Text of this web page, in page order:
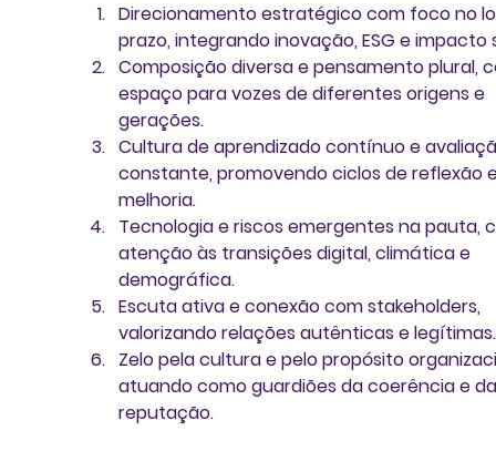
Direcionamento estratégico com foco no
prazo, integrando inovação, ESG e impacto
Composição diversa e pensamento plural,
espaço para vozes de diferentes origens e
gerações.
Cultura de aprendizado contínuo e
constante, promovendo ciclos de reflexão
melhoria.
Tecnologia e riscos emergentes na pauta,
atenção às transições digital, climática e
demográfica.
Escuta ativa e conexão com stakeholders,
valorizando relações autênticas e legítimas.
Zelo pela cultura e pelo propósito
atuando como guardiões da coerência e
reputação.